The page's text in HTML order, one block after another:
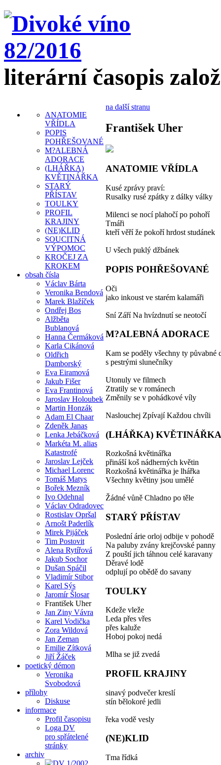
literární časopis
ANATOMIE
VŘÍDLA
POPIS
POHŘEŠOVANÉ
M?ALEBNÁ
ADORACE
(LHÁŘKA)
KVĚTINÁŘKA
STARÝ
PŘÍSTAV
TOULKY
PROFIL
KRAJINY
(NE)KLID
SOUCITNÁ
VÝPOMOC
KROČEJ ZA
KROKEM
obsah čísla
Václav Bárta
Veronika Bendová
Marek Blažíček
Ondřej Bos
Alžběta
Bublanová
Hanna Čermáková
Karla Cikánová
Oldřich
Damborský
Eva Eiramová
Jakub Fišer
Eva Frantinová
Jaroslav Holoubek
Martin Honzák
Adam El Chaar
Zdeněk Janas
Lenka Jebáčková
Markéta M. alias
Katastrofé
Jaroslav Lejček
Michael Lorenc
Tomáš Matys
Bořek Mezník
Ivo Odehnal
Václav Odradovec
Rostislav Opršal
Arnošt Paderlík
Mirek Pijáček
Tim Postovit
Alena Rytířová
Jakub Sochor
Dušan Spáčil
Vladimír Stibor
Karel Sýs
Jaromír Šlosar
František Uher
Jan Ziny Vávra
Karel Vodička
Zora Wildová
Jan Zeman
Emilie Zítková
Jiří Žáček
poetický démon
Veronika
Svobodová
přílohy
Diskuse
informace
Profil časopisu
Loga DV
pro spřátelené
stránky
archiv
na další stranu
František Uher
ANATOMIE VŘÍDLA
Kusé zprávy praví:
Rusalky rusé zpátky z dálky války
Milenci se nocí plahočí po pohoří
Tmáři
kteří věří že pokoří hrdost studánek
U všech puklý džbánek
POPIS POHŘEŠOVANÉ
Oči
jako inkoust ve starém kalamáři
Sní Září Na hvízdnutí se neotočí
M?ALEBNÁ ADORACE
Kam se poděly všechny ty půvabné
s pestrými slunečníky
Utonuly ve filmech
Ztratily se v románech
Změnily se v pohádkové víly
Naslouchej Zpívají Každou chvíli
(LHÁŘKA) KVĚTINÁŘKA
Rozkošná květinářka
přináší koš nádherných květin
Rozkošná květinářka je lhářka
Všechny květiny jsou umělé
Žádné vůně Chladno po těle
STARÝ PŘÍSTAV
Poslední árie orloj odbije v pohodě
Na paluby zvány krejčovské panny
Z pouští jich táhnou celé karavany
Děravé lodě
odplují po obědě do savany
TOULKY
Kdeže vleže
Leda přes vřes
přes kaluže
Hoboj pokoj nedá
Mlha se již zvedá
PROFIL KRAJINY
sinavý podvečer kreslí
stín bělokoré jedli
řeka vodě vesly
(NE)KLID
Tma řídká